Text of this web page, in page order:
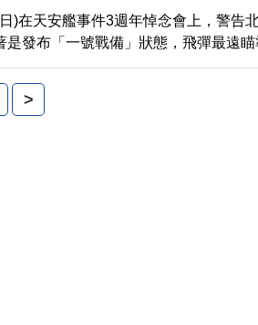
)在天安艦事件3週年悼念會上，警告
是發布「一號戰備」狀態，飛彈最遠瞄
無懼威脅，嚴肅面對，而南韓則是進
對話。
>